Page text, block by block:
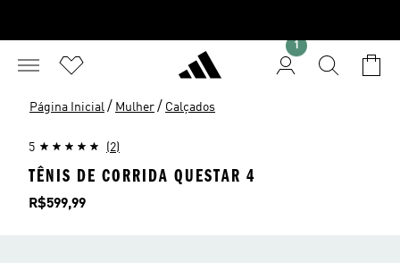
1
Página Inicial / Mulher / Calçados
5 (2)
TÊNIS DE CORRIDA QUESTAR 4
Preço
R$599,99